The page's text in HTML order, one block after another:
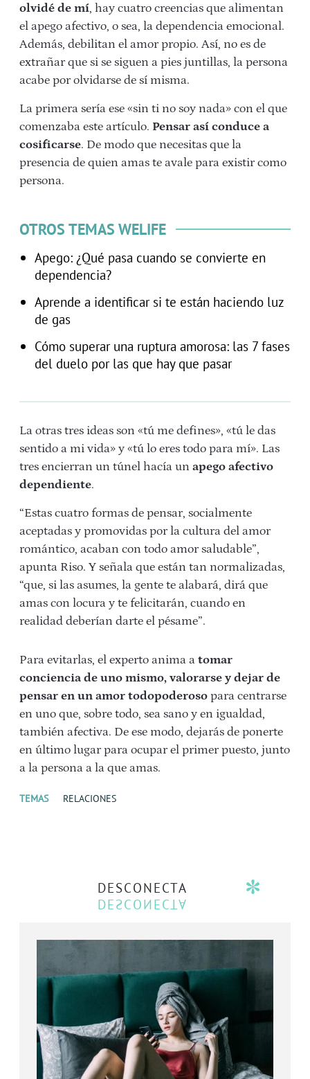
olvidé de mí, hay cuatro creencias que alimentan
el apego afectivo, o sea, la dependencia emocional.
Además, debilitan el amor propio. Así, no es de
extrañar que si se siguen a pies juntillas, la persona
acabe por olvidarse de sí misma.
La primera sería ese «sin ti no soy nada» con el que
comenzaba este artículo. Pensar así conduce a
cosificarse. De modo que necesitas que la
presencia de quien amas te avale para existir como
persona.
OTROS TEMAS WELIFE
Apego: ¿Qué pasa cuando se convierte en
dependencia?
Aprende a identificar si te están haciendo luz
de gas
Cómo superar una ruptura amorosa: las 7 fases
del duelo por las que hay que pasar
La otras tres ideas son «tú me defines», «tú le das
sentido a mi vida» y «tú lo eres todo para mí». Las
tres encierran un túnel hacía un apego afectivo
dependiente.
“Estas cuatro formas de pensar, socialmente
aceptadas y promovidas por la cultura del amor
romántico, acaban con todo amor saludable”,
apunta Riso. Y señala que están tan normalizadas,
“que, si las asumes, la gente te ala­bará, dirá que
amas con locura y te felicitarán, cuando en
realidad deberían darte el pésame”.
Para evitarlas, el experto anima a tomar
conciencia de uno mismo, valorarse y dejar de
pensar en un amor todopoderoso para centrarse
en uno que, sobre todo, sea sano y en igualdad,
también afectiva. De ese modo, dejarás de ponerte
en último lugar para ocupar el primer puesto, junto
a la persona a la que amas.
TEMAS RELACIONES
DESCONECTA